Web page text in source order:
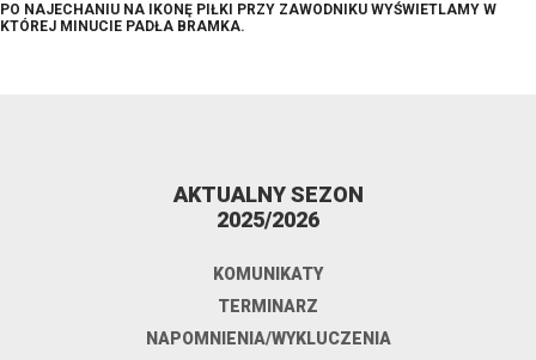
PO NAJECHANIU NA IKONĘ PIŁKI PRZY ZAWODNIKU WYŚWIETLAMY W
KTÓREJ MINUCIE PADŁA BRAMKA.
AKTUALNY SEZON
2025/2026
KOMUNIKATY
TERMINARZ
NAPOMNIENIA/WYKLUCZENIA